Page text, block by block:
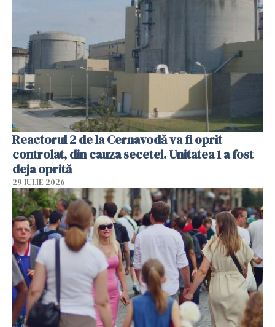
Reactorul 2 de la Cernavodă va fi oprit
controlat, din cauza secetei. Unitatea 1 a fost
deja oprită
29 IULIE 2026